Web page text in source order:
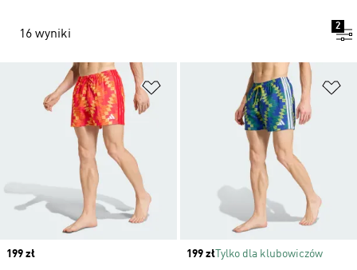
16 wyniki
2
Dodaj do listy życzeń
Price
199 zł
Price
199 zł Tylko dla klubowiczów